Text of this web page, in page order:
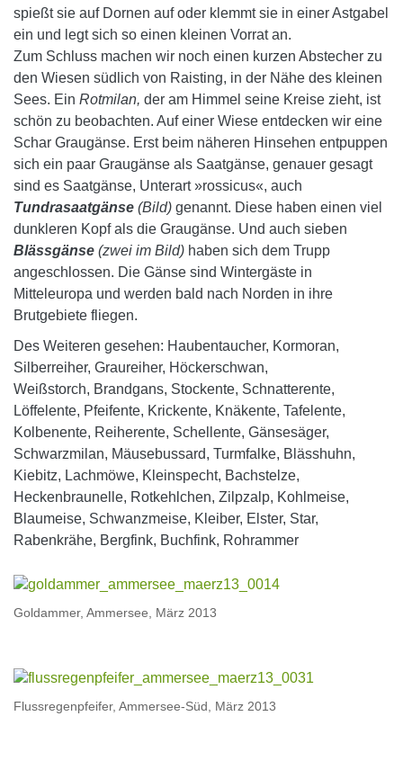
spießt sie auf Dornen auf oder klemmt sie in einer Astgabel
ein und legt sich so einen kleinen Vorrat an.
Zum Schluss machen wir noch einen kurzen Abstecher zu
den Wiesen südlich von Raisting, in der Nähe des kleinen
Sees. Ein Rotmilan, der am Himmel seine Kreise zieht, ist
schön zu beobachten. Auf einer Wiese entdecken wir eine
Schar Graugänse. Erst beim näheren Hinsehen entpuppen
sich ein paar Graugänse als Saatgänse, genauer gesagt
sind es Saatgänse, Unterart »rossicus«, auch
Tundrasaatgänse (Bild) genannt. Diese haben einen viel
dunkleren Kopf als die Graugänse. Und auch sieben
Blässgänse (zwei im Bild) haben sich dem Trupp
angeschlossen. Die Gänse sind Wintergäste in
Mitteleuropa und werden bald nach Norden in ihre
Brutgebiete fliegen.
Des Weiteren gesehen: Haubentaucher, Kormoran,
Silberreiher, Graureiher, Höckerschwan,
Weißstorch, Brandgans, Stockente, Schnatterente,
Löffelente, Pfeifente, Krickente, Knäkente, Tafelente,
Kolbenente, Reiherente, Schellente, Gänsesäger,
Schwarzmilan, Mäusebussard, Turmfalke, Blässhuhn,
Kiebitz, Lachmöwe, Kleinspecht, Bachstelze,
Heckenbraunelle, Rotkehlchen, Zilpzalp, Kohlmeise,
Blaumeise, Schwanzmeise, Kleiber, Elster, Star,
Rabenkrähe, Bergfink, Buchfink, Rohrammer
Goldammer, Ammersee, März 2013
Flussregenpfeifer, Ammersee-Süd, März 2013